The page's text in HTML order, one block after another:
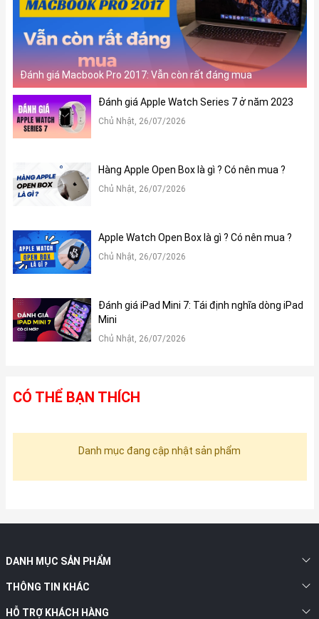
Đánh giá Macbook Pro 2017: Vẫn còn rất đáng mua
Đánh giá Apple Watch Series 7 ở năm 2023
Chủ Nhật, 26/07/2026
Hàng Apple Open Box là gì ? Có nên mua ?
Chủ Nhật, 26/07/2026
Apple Watch Open Box là gì ? Có nên mua ?
Chủ Nhật, 26/07/2026
Đánh giá iPad Mini 7: Tái định nghĩa dòng iPad
Mini
Chủ Nhật, 26/07/2026
CÓ THỂ BẠN THÍCH
Danh mục đang cập nhật sản phẩm
DANH MỤC SẢN PHẨM
THÔNG TIN KHÁC
HỖ TRỢ KHÁCH HÀNG